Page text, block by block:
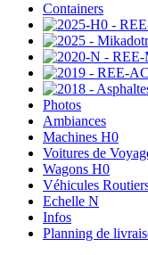
Containers
Photos
Ambiances
Machines H0
Voitures de
Wagons H0
Véhicules
Echelle N
Infos
Planning de